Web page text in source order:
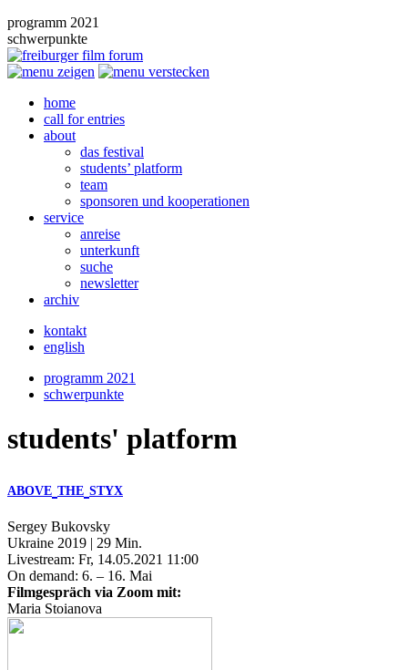
programm 2021
schwerpunkte
home
call for entries
about
das festival
students’ platform
team
sponsoren und kooperationen
service
anreise
unterkunft
suche
newsletter
archiv
kontakt
english
programm 2021
schwerpunkte
students' platform
ABOVE THE STYX
Sergey Bukovsky
Ukraine 2019 | 29 Min.
Livestream: Fr, 14.05.2021 11:00
On demand: 6. – 16. Mai
Filmgespräch via Zoom mit:
Maria Stoianova